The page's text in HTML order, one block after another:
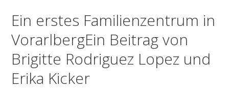
Ein erstes Familienzentrum in
VorarlbergEin Beitrag von
Brigitte Rodriguez Lopez und
Erika Kicker